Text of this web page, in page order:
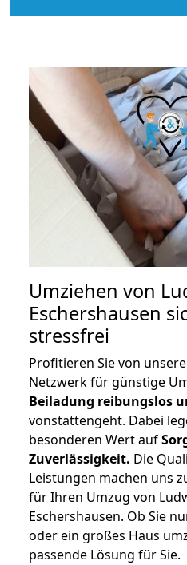
Umziehen von
Eschershausen
stressfrei
Profitieren Sie von
Netzwerk für günstige
Beiladung reibungslos
vonstattengeht. Dabei
besonderen Wert auf
Zuverlässigkeit. Die
Leistungen machen uns
für Ihren Umzug von
Eschershausen. Ob Sie
oder ein großes Haus
passende Lösung für Sie.